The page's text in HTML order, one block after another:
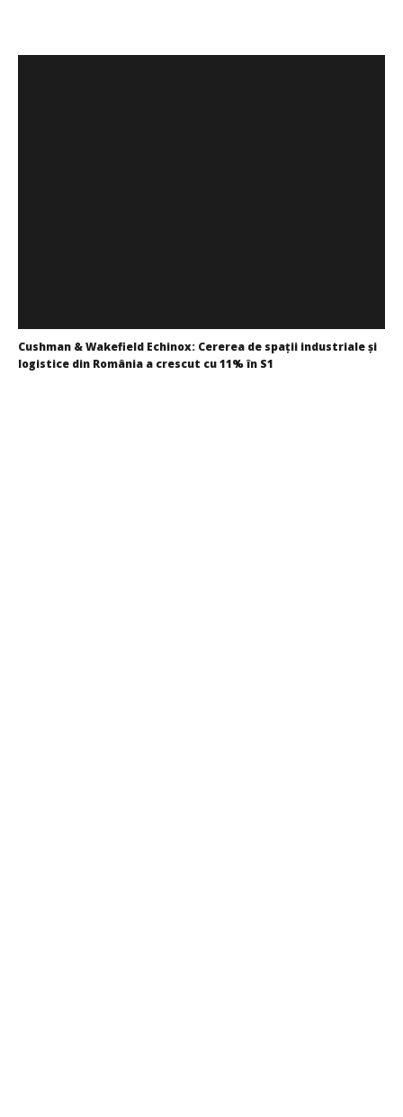
Cushman & Wakefield Echinox: Cererea de spații industriale și
logistice din România a crescut cu 11% în S1